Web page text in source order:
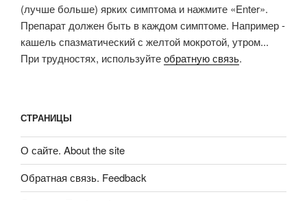
(лучше больше) ярких симптома и нажмите «Enter».
Препарат должен быть в каждом симптоме. Например -
кашель спазматический с желтой мокротой, утром...
При трудностях, используйтеобратную связь.
СТРАНИЦЫ
О сайте. About the site
Обратная связь. Feedback